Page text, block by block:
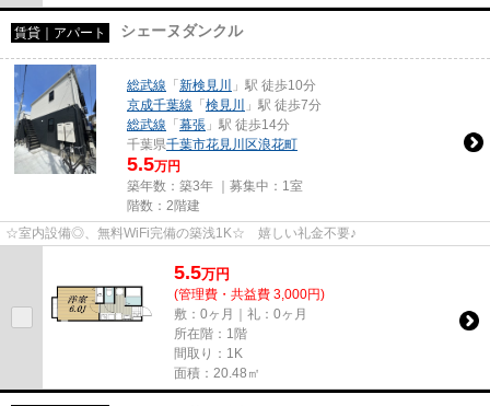
賃貸｜アパート シェーヌダンクル
総武線 「新検見川
」駅 徒歩10分
京成千葉線 「検見川
」駅 徒歩7分
総武線 「幕張 」駅 徒歩14分
千葉県千葉市花見川区浪花町
5.5万円
築年数：築3年 ｜募集中： 1室
階数：2階建
☆室内設備◎、無料WiFi完備の築浅1K☆ 嬉しい礼金不要♪
5.5万円
(管理費・共益費 3,000円)
敷：0ヶ月｜礼：0ヶ月
所在階：1階
間取り：1K
面積：20.48㎡